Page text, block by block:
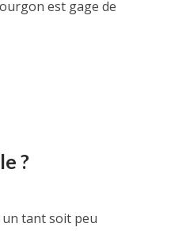
est gage de
?
tant soit peu